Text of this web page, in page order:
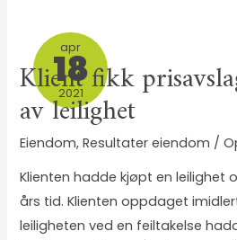
apr
18
2021
Klient fikk
av leilighet
Eiendom, Resultater eiendom /
Klienten hadde kjøpt en leilighet
års tid. Klienten oppdaget
leiligheten ved en feiltakelse